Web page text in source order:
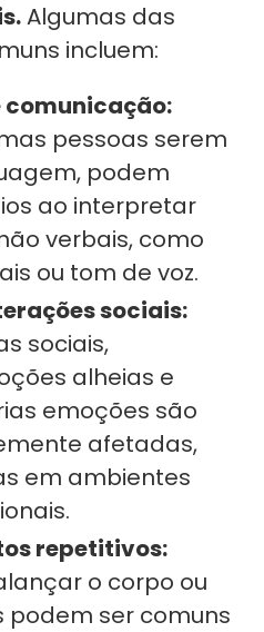
Algumas das
incluem:
comunicação:
pessoas serem
podem
ao interpretar
verbais, como
ou tom de voz.
sociais:
sociais,
alheias e
emoções são
afetadas,
em ambientes
repetitivos:
o corpo ou
podem ser comuns